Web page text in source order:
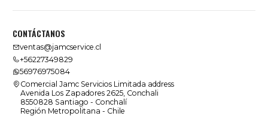
CONTÁCTANOS
ventas@jamcservice.cl
+56227349829
56976975084
Comercial Jamc Servicios Limitada address
Avenida Los Zapadores 2625, Conchali
8550828 Santiago - Conchalí
Región Metropolitana - Chile